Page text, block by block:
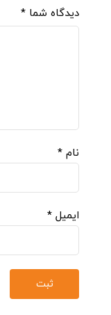
دیدگاه شما *
نام *
ایمیل *